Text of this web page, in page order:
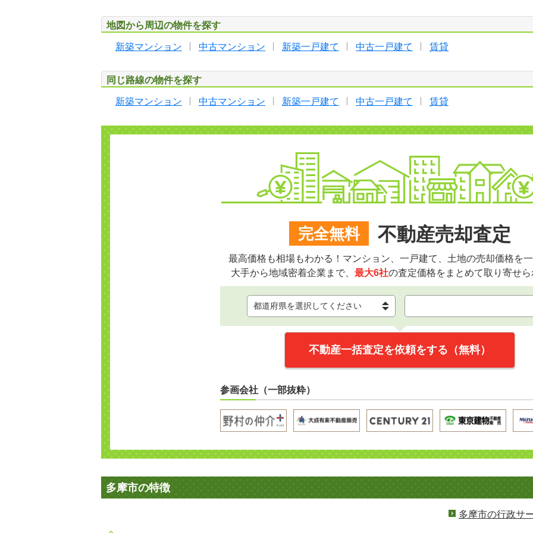
地図から周辺の物件を探す
新築マンション 中古マンション 新築一戸建て 中古一戸建て 賃貸
同じ路線の物件を探す
新築マンション 中古マンション 新築一戸建て 中古一戸建て 賃貸
完全無料 不動産売却査定
最高価格も相場もわかる！マンション、一戸建て、土地の売却価格を
大手から地域密着企業まで、 最大6社の査定価格をまとめて取り寄せ
不動産一括査定を依頼をする（無料）
参画会社（一部抜粋）
多摩市の特徴
多摩市の行政サ